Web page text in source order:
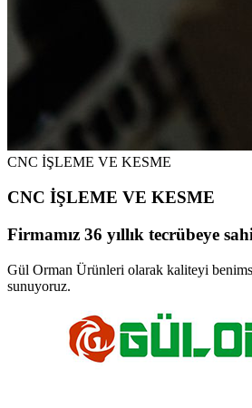
CNC İŞLEME VE KESME
CNC İŞLEME VE KESME
Firmamız 36 yıllık tecrübeye
Gül Orman Ürünleri olarak kaliteyi
sunuyoruz.